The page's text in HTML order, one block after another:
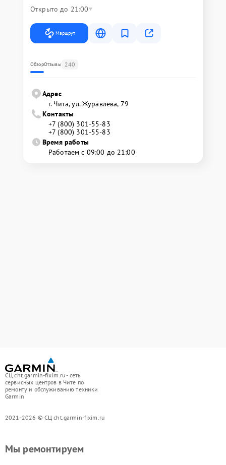
Открыто до 21:00
Маршрут
ОбзорОтзывы 240
Адрес
г. Чита, ул. Журавлёва, 79
Контакты
+7 (800) 301-55-83
+7 (800) 301-55-83
Время работы
Работаем с 09:00 до 21:00
СЦ cht.garmin-fixim.ru - сеть
сервисных центров в Чите по
ремонту и обслуживанию техники
Garmin
2021-2026 © СЦ cht.garmin-fixim.ru
Мы ремонтируем